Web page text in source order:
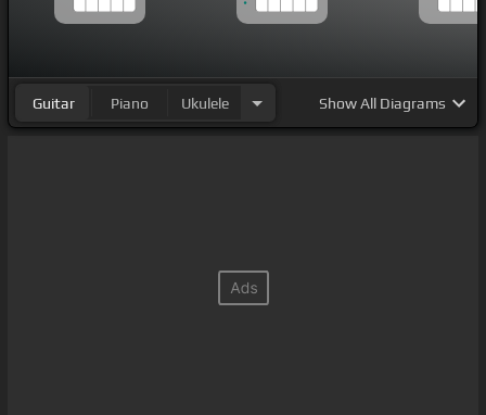
assomme,[F#m] fait monter leur[D]
Guitar Piano Ukulele ShowAll Diagrams